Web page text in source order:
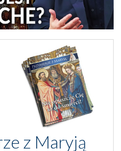
z Maryją